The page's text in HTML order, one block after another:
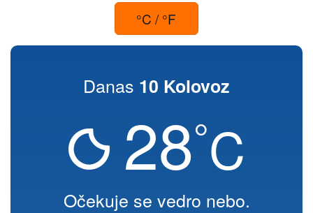
°C / °F
Danas 10 Kolovoz
28°C
Očekuje se vedro nebo.